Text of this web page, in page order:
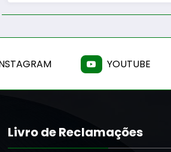
YOUTUBE
Livro de Reclamações